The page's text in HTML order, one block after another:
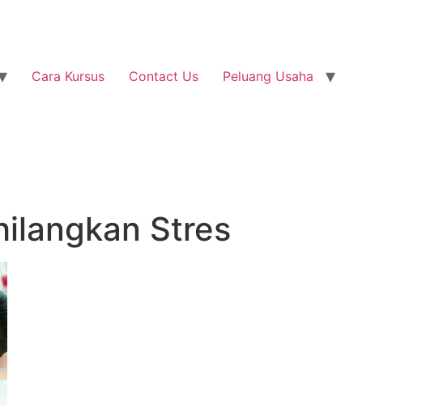
Cara Kursus Contact Us Peluang Usaha
Stres